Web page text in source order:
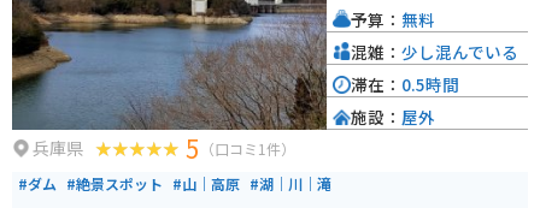
兵庫県 5 （口コミ1件）
#ダム #絶景スポット #山｜高原 #湖｜川｜滝
予算： 無料
混雑： 少し混んでいる
滞在： 0.5時間
施設： 屋外